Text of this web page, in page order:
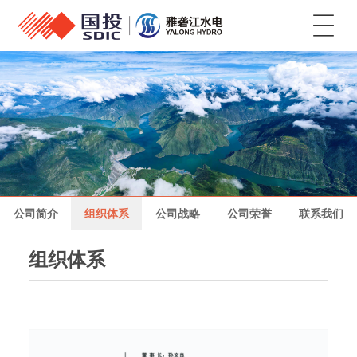
菜单
公司简介 组织体系 公司战略 公司荣誉 联系我们
组织体系